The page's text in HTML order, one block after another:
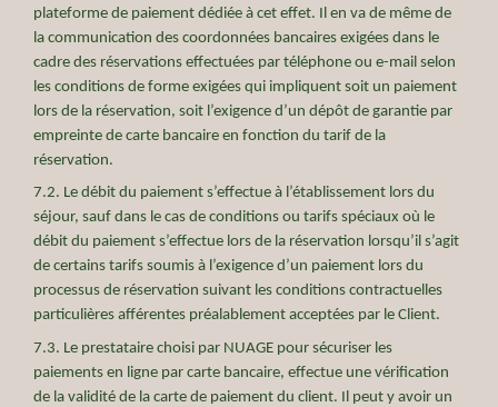
plateforme de paiement dédiée à cet effet. Il en va de même de
la communication des coordonnées bancaires exigées dans le
cadre des réservations effectuées par téléphone ou e-mail selon
les conditions de forme exigées qui impliquent soit un paiement
lors de la réservation, soit l’exigence d’un dépôt de garantie par
empreinte de carte bancaire en fonction du tarif de la
réservation.
7.2. Le débit du paiement s’effectue à l’établissement lors du
séjour, sauf dans le cas de conditions ou tarifs spéciaux où le
débit du paiement s’effectue lors de la réservation lorsqu’il s’agit
de certains tarifs soumis à l’exigence d’un paiement lors du
processus de réservation suivant les conditions contractuelles
particulières afférentes préalablement acceptées par le Client.
7.3. Le prestataire choisi par NUAGE pour sécuriser les
paiements en ligne par carte bancaire, effectue une vérification
de la validité de la carte de paiement du client. Il peut y avoir un